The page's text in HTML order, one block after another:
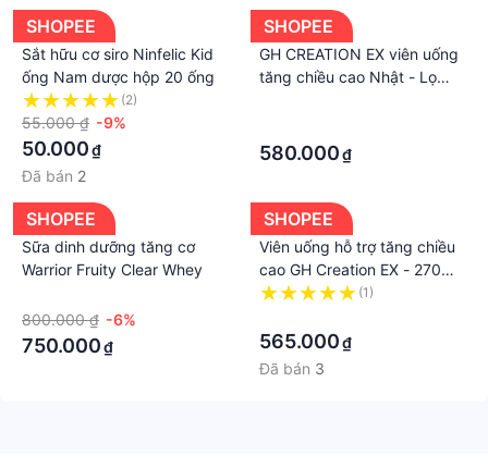
SHOPEE
Sắt hữu cơ siro Ninfelic Kid
ống Nam dược hộp 20 ống
(2)
55.000 ₫ -9%
50.000₫
Đã bán 2
SHOPEE
GH CREATION EX viên uống
tăng chiều cao Nhật - Lọ
270 viên
580.000₫
SHOPEE
Sữa dinh dưỡng tăng cơ
Warrior Fruity Clear Whey
800.000 ₫ -6%
750.000₫
SHOPEE
Viên uống hỗ trợ tăng chiều
cao GH Creation EX - 270
viên
(1)
565.000₫
Đã bán 3